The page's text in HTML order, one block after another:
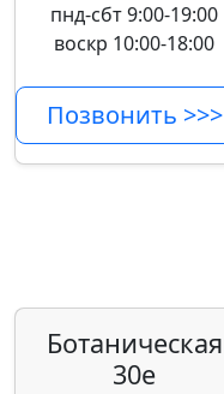
пнд-сбт 9:00-19:00
воскр 10:00-18:00
Позвонить >>>
Ботаническая
30е